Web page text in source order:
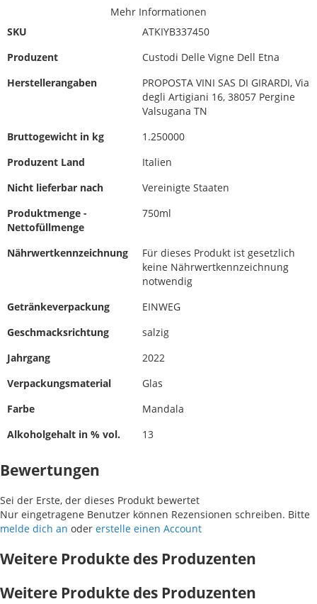
Mehr Informationen
SKU
ATKIYB337450
Produzent
Custodi Delle Vigne Dell Etna
Herstellerangaben
PROPOSTA VINI SAS DI GIRARDI, Via
degli Artigiani 16, 38057 Pergine
Valsugana TN
Bruttogewicht in kg
1.250000
Produzent Land
Italien
Nicht lieferbar nach
Vereinigte Staaten
Produktmenge -
Nettofüllmenge
750ml
Nährwertkennzeichnung
Für dieses Produkt ist gesetzlich
keine Nährwertkennzeichnung
notwendig
Getränkeverpackung
EINWEG
Geschmacksrichtung
salzig
Jahrgang
2022
Verpackungsmaterial
Glas
Farbe
Mandala
Alkoholgehalt in % vol.
13
Bewertungen
Sei der Erste, der dieses Produkt bewertet
Nur eingetragene Benutzer können Rezensionen schreiben. Bitte
melde dich an oder erstelle einen Account
Weitere Produkte des Produzenten
Weitere Produkte des Produzenten